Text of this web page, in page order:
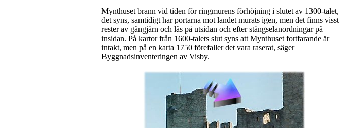
Mynthuset brann vid tiden för ringmurens förhöjning i slutet av 1300-talet,
det syns, samtidigt har portarna mot landet murats igen, men det finns visst
rester av gångjärn och lås på utsidan och efter stängselanordningar på
insidan. På kartor från 1600-talets slut syns att Mynthuset fortfarande är
intakt, men på en karta 1750 förefaller det vara raserat, säger
Byggnadsinventeringen av Visby.